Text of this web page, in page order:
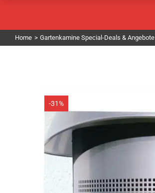
Home Gartenkamine Special-Deals & Angebote
-31%